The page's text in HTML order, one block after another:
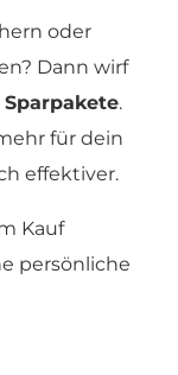
oder
Dann wirf
.
für dein
effektiver.
Kauf
persönliche